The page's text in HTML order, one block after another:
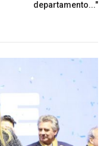
departamento..."